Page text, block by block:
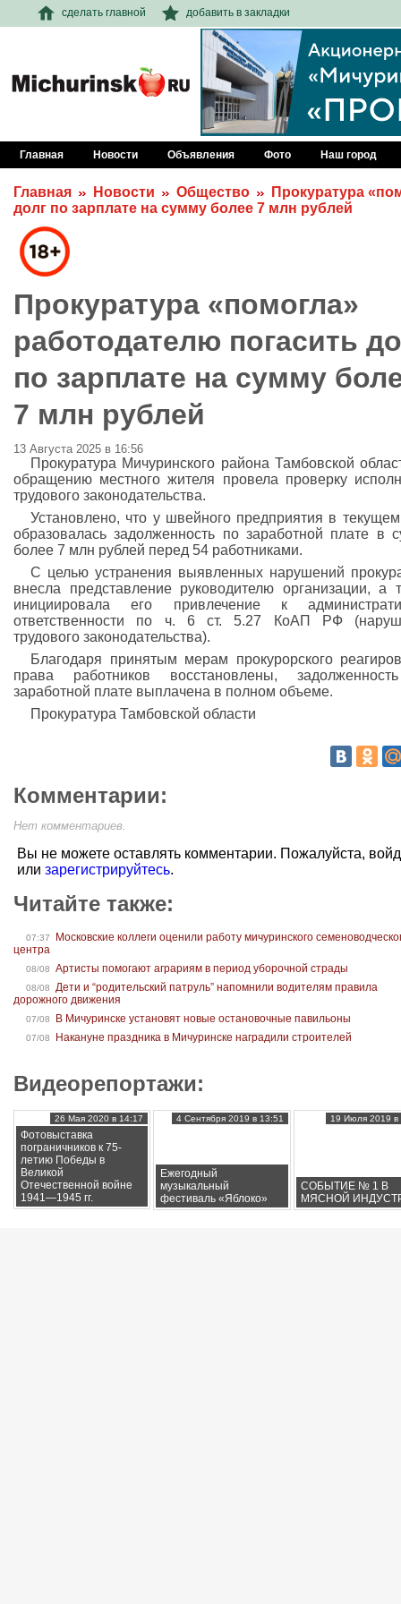
сделать главной добавить в закладки
Главная Новости Объявления Фото Наш город
Главная Новости Общество
Прокуратура
долг по зарплате на сумму более 7 млн рублей
Прокуратура «помогла»
работодателю погасить
по зарплате на сумму
7 млн рублей
13 Августа 2025 в 16:56
Прокуратура Мичуринского района Тамбовской
обращению местного жителя провела проверку
трудового законодательства.
Установлено, что у швейного предприятия в текущем
образовалась задолженность по заработной плате в
более 7 млн рублей перед 54 работниками.
С целью устранения выявленных нарушений
внесла представление руководителю организации, а
инициировала его привлечение к
ответственности по ч. 6 ст. 5.27 КоАП РФ
трудового законодательства).
Благодаря принятым мерам прокурорского
права работников восстановлены,
заработной плате выплачена в полном объеме.
Прокуратура Тамбовской области
Комментарии:
Нет комментариев.
Вы не можете оставлять комментарии. Пожалуйста,
или зарегистрируйтесь.
Читайте также:
07:37
Московские коллеги оценили работу мичуринского
центра
08/08 Артисты помогают аграриям в период уборочной страды
08/08
Дети и “родительский патруль” напомнили водителям правила
дорожного движения
07/08 В Мичуринске установят новые остановочные павильоны
07/08 Накануне праздника в Мичуринске наградили строителей
Видеорепортажи:
Фотовыставка
пограничников к 75-
летию Победы в
Великой
Отечественной войне
1941—1945 гг.
26 Мая 2020 в 14:17
Ежегодный
музыкальный
фестиваль «Яблоко»
4 Сентября 2019 в 13:51
СОБЫТИЕ № 1 В
МЯСНОЙ
19 Июля 2019 в